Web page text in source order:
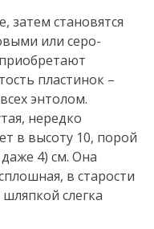
затем становятся
или серо-
пластинок –
энтолом.
нередко
в высоту 10, порой
4) см. Она
в старости
слегка